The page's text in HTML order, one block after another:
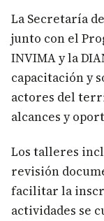
La Secretaría
junto con el
INVIMA y la
capacitación y
actores del
alcances y
Los talleres
revisión
facilitar la
actividades se